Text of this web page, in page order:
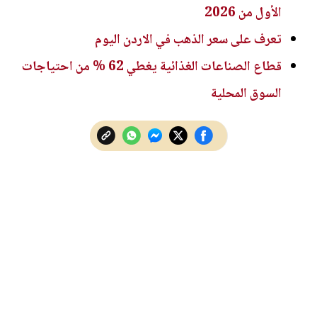
الأول من 2026
تعرف على سعر الذهب في الاردن اليوم
قطاع الصناعات الغذائية يغطي 62 % من احتياجات
السوق المحلية